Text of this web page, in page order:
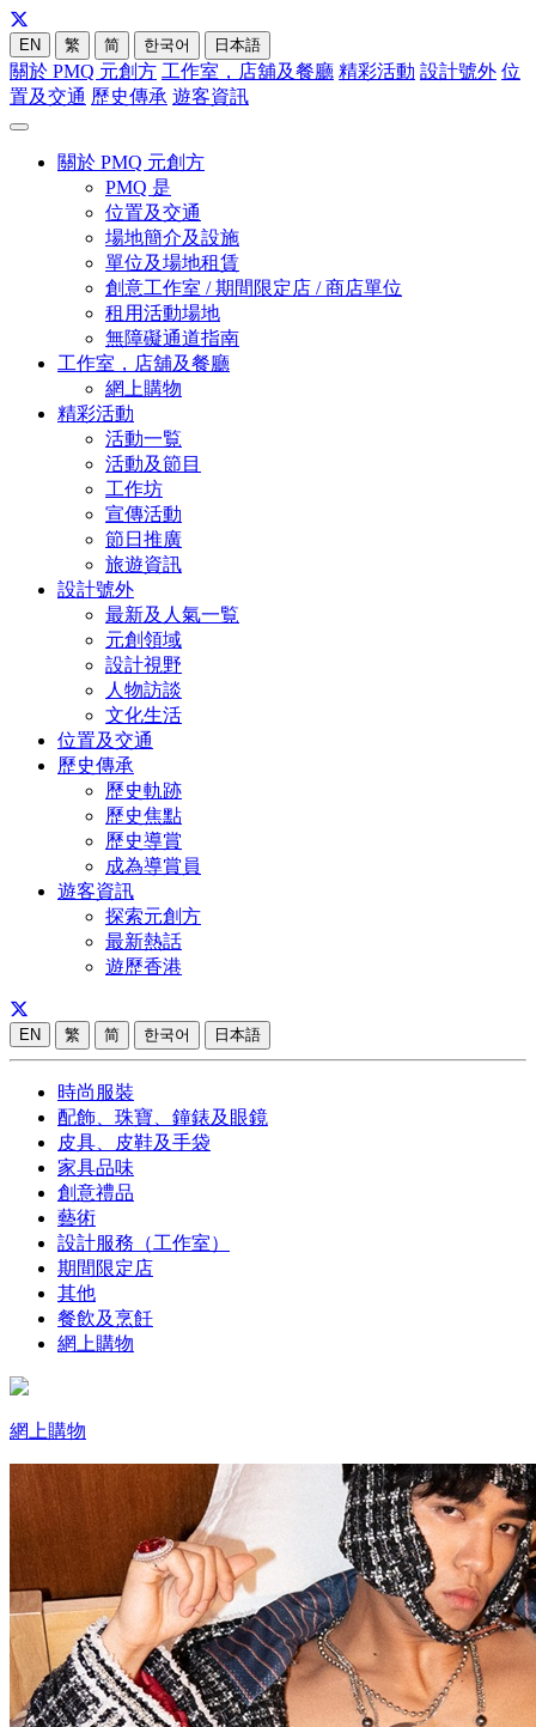
EN 繁 简 한국어 日本語
關於 PMQ 元創方 工作室，店舖及餐廳 精彩活動 設計號外 位
置及交通 歷史傳承 遊客資訊
關於 PMQ 元創方
PMQ 是
位置及交通
場地簡介及設施
單位及場地租賃
創意工作室 / 期間限定店 / 商店單位
租用活動場地
無障礙通道指南
工作室，店舖及餐廳
網上購物
精彩活動
活動一覧
活動及節目
工作坊
宣傳活動
節日推廣
旅遊資訊
設計號外
最新及人氣一覧
元創領域
設計視野
人物訪談
文化生活
位置及交通
歷史傳承
歷史軌跡
歷史焦點
歷史導賞
成為導賞員
遊客資訊
探索元創方
最新熱話
遊歷香港
EN 繁 简 한국어 日本語
時尚服裝
配飾、珠寶、鐘錶及眼鏡
皮具、皮鞋及手袋
家具品味
創意禮品
藝術
設計服務（工作室）
期間限定店
其他
餐飲及烹飪
網上購物
網上購物